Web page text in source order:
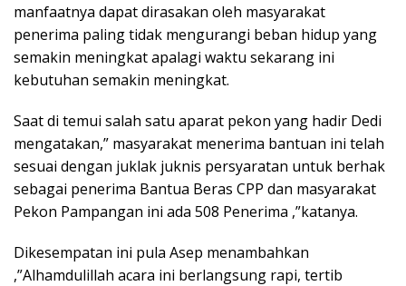
manfaatnya dapat dirasakan oleh masyarakat
penerima paling tidak mengurangi beban hidup yang
semakin meningkat apalagi waktu sekarang ini
kebutuhan semakin meningkat.
Saat di temui salah satu aparat pekon yang hadir Dedi
mengatakan,” masyarakat menerima bantuan ini telah
sesuai dengan juklak juknis persyaratan untuk berhak
sebagai penerima Bantua Beras CPP dan masyarakat
Pekon Pampangan ini ada 508 Penerima ,”katanya.
Dikesempatan ini pula Asep menambahkan
,”Alhamdulillah acara ini berlangsung rapi, tertib